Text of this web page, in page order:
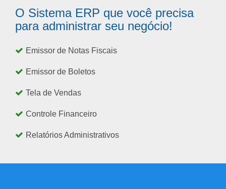
O Sistema ERP que você precisa
para administrar seu negócio!
Emissor de Notas Fiscais
Emissor de Boletos
Tela de Vendas
Controle Financeiro
Relatórios Administrativos